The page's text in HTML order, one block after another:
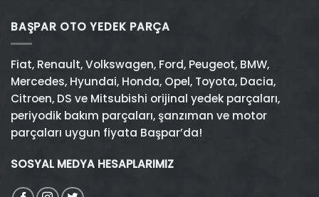
BAŞPAR OTO YEDEK PARÇA
Fiat, Renault,Volkswagen, Ford, Peugeot, BMW,
Mercedes, Hyundai, Honda, Opel, Toyota, Dacia,
Citroen, DS ve Mitsubishi orijinal yedek parçaları,
periyodik bakım parçaları, şanzıman ve motor
parçaları uygun fiyata Başpar’da!
SOSYAL MEDYA HESAPLARIMIZ